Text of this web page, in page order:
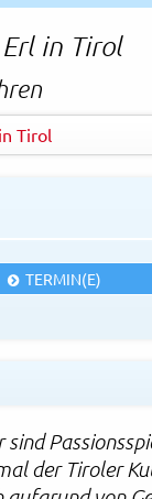
Erl in Tirol
TERMIN(E)
der Tiroler